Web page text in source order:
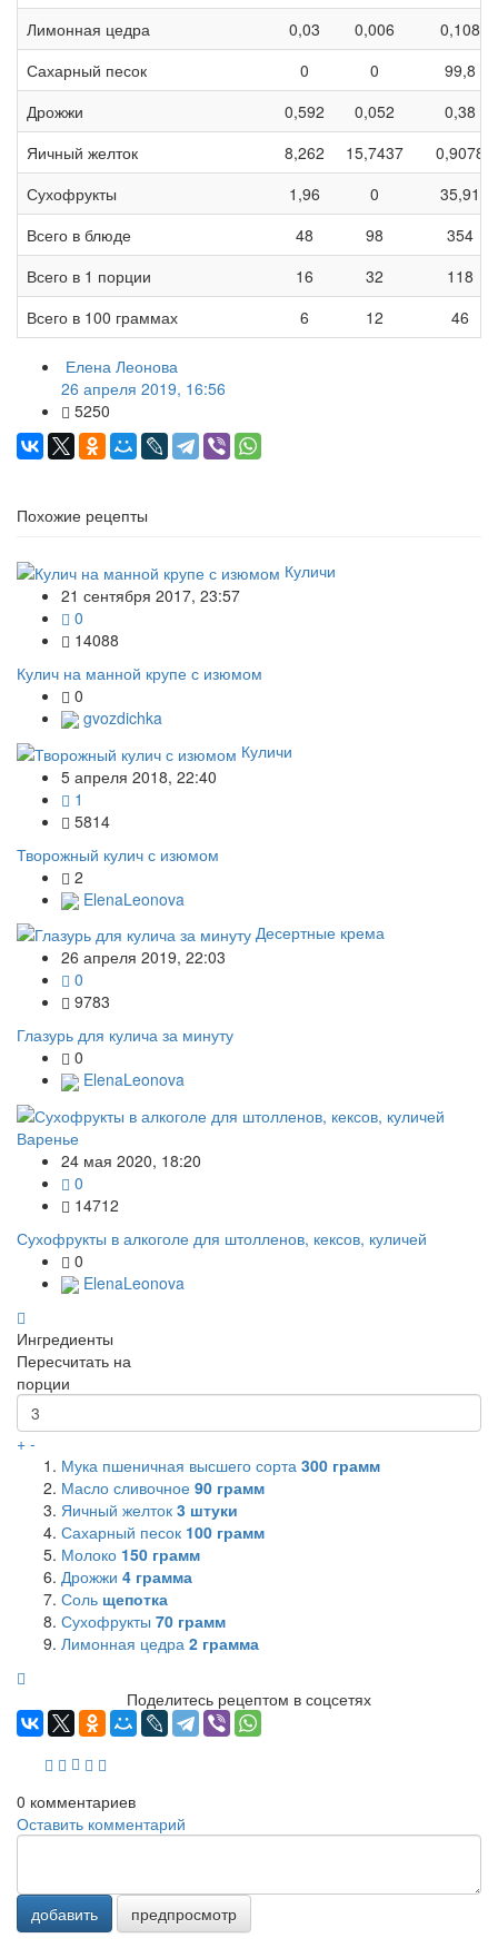
Лимонная цедра
0,03 0,006
0,108
Сахарный песок
0 0
99,8
Дрожжи
0,592 0,052
0,38
Яичный желток
8,262 15,7437
0,9078
Сухофрукты
1,96 0
35,91
Всего в блюде
48 98
354
Всего в 1 порции
16 32
118
Всего в 100 граммах
6 12 46
Елена Леонова
26 апреля 2019, 16:56
5250
Похожие рецепты
Куличи
21 сентября 2017, 23:57
0
14088
Кулич на манной крупе с изюмом
0
gvozdichka
Куличи
5 апреля 2018, 22:40
1
5814
Творожный кулич с изюмом
2
ElenaLeonova
Десертные крема
26 апреля 2019, 22:03
0
9783
Глазурь для кулича за минуту
0
ElenaLeonova
Варенье
24 мая 2020, 18:20
0
14712
Сухофрукты в алкоголе для штолленов, кексов, куличей
0
ElenaLeonova
Ингредиенты
Пересчитать на
порции
+ -
Мука пшеничная высшего сорта 300 грамм
Масло сливочное 90 грамм
Яичный желток 3 штуки
Сахарный песок 100 грамм
Молоко 150 грамм
Дрожжи 4 грамма
Соль щепотка
Сухофрукты 70 грамм
Лимонная цедра 2 грамма
Поделитесь рецептом в соцсетях
0 комментариев
Оставить комментарий
добавить предпросмотр